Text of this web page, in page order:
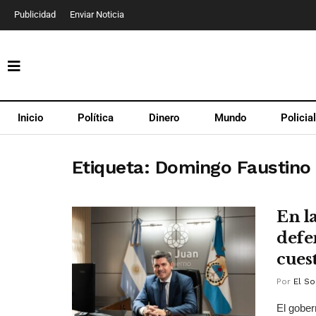
Publicidad Enviar Noticia
Inicio Política Dinero Mundo
Etiqueta: Domingo
En
Por El
El